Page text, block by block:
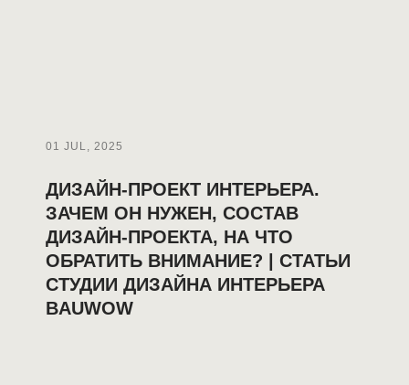
01 JUL, 2025
ДИЗАЙН-ПРОЕКТ ИНТЕРЬЕРА.
ЗАЧЕМ ОН НУЖЕН, СОСТАВ
ДИЗАЙН-ПРОЕКТА, НА ЧТО
ОБРАТИТЬ ВНИМАНИЕ? | СТАТЬИ
СТУДИИ ДИЗАЙНА ИНТЕРЬЕРА
BAUWOW